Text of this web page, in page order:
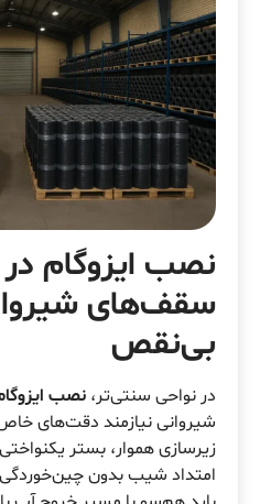
نصب ایزوگام
سقف‌های
بی‌نقص
در نواحی سنتی‌تر، نصب
شیروانی نیازمند دقت‌های
زیرسازی هموار، بستر
امتداد شیب بدون